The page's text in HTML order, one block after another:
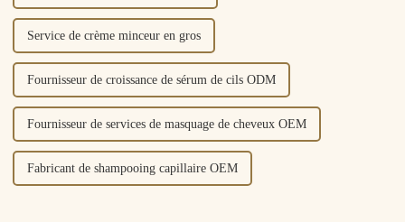
Service de crème minceur en gros
Fournisseur de croissance de sérum de cils ODM
Fournisseur de services de masquage de cheveux OEM
Fabricant de shampooing capillaire OEM